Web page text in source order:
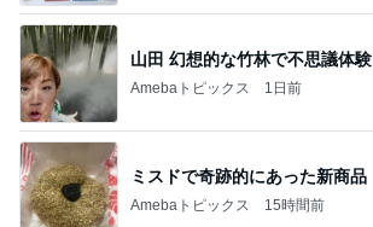
山田 幻想的な竹林で不思議体験
Amebaトピックス 1日前
ミスドで奇跡的にあった新商品
Amebaトピックス 15時間前